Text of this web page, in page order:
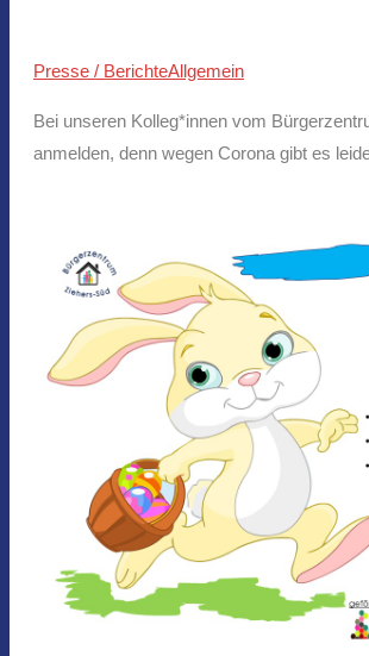
Presse / BerichteAllgemein
Bei unseren Kolleg*innen vom
anmelden, denn wegen Corona gibt es